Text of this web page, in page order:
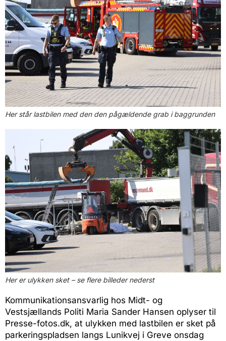
Her står lastbilen med den den pågældende grab i baggrunden
Her er ulykken sket – se flere billeder nederst
Kommunikationsansvarlig hos Midt- og
Vestsjællands Politi Maria Sander Hansen oplyser til
Presse-fotos.dk, at ulykken med lastbilen er sket på
parkeringspladsen langs Lunikvej i Greve onsdag